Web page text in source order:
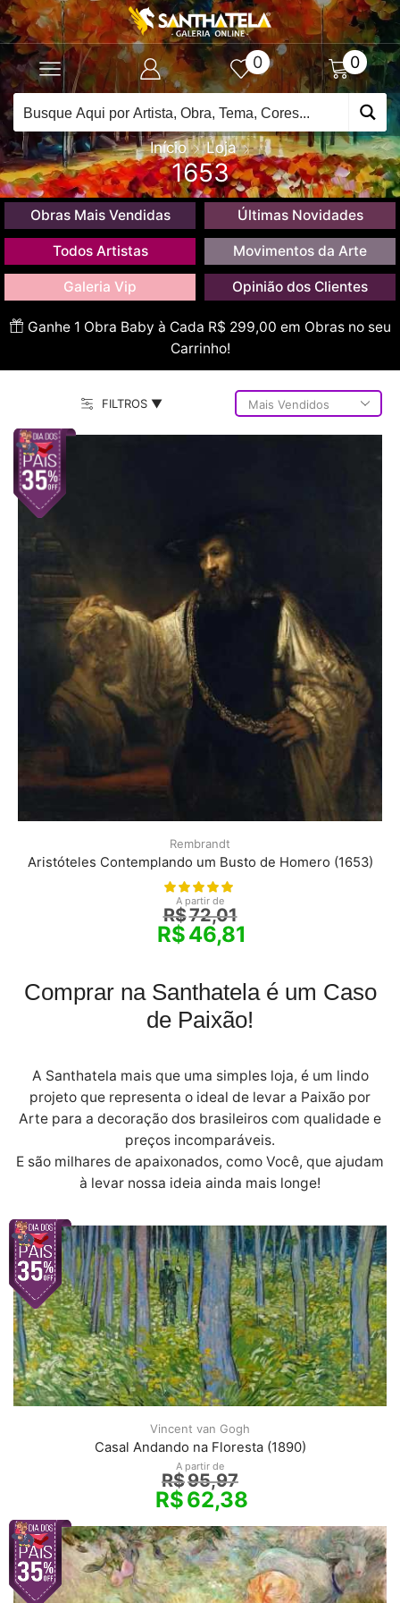
0 0
Início Loja
1653
Obras Mais Vendidas Últimas Novidades
Todos Artistas Movimentos da Arte
Galeria Vip Opinião dos Clientes
Ganhe 1 Obra Baby à Cada R$ 299,00 em Obras no seu
Carrinho!
FILTROS ▼
Rembrandt
Aristóteles Contemplando um Busto de Homero (1653)
A partir de
R$72,01
R$46,81
Comprar na Santhatela é um Caso
de Paixão!
A Santhatela mais que uma simples loja, é um lindo
projeto que representa o ideal de levar a Paixão por
Arte para a decoração dos brasileiros com qualidade e
preços incomparáveis.
E são milhares de apaixonados, como Você, que ajudam
à levar nossa ideia ainda mais longe!
Vincent van Gogh
Casal Andando na Floresta (1890)
A partir de
R$95,97
R$62,38